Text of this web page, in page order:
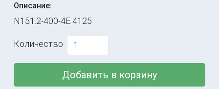
Описание:
N151.2-400-4E 4125
Количество
Добавить в корзину